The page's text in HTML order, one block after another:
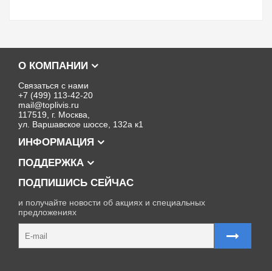
О КОМПАНИИ
Связаться с нами
+7 (499) 113-42-20
mail@toplivis.ru
117519, г. Москва,
ул. Варшавское шоссе, 132а к1
ИНФОРМАЦИЯ
ПОДДЕРЖКА
ПОДПИШИСЬ СЕЙЧАС
и получайте новости об акциях и специальных
предложениях